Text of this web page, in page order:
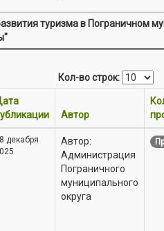
туризма в Пограничном
Кол-во строк:
Автор
декабря
Автор:
Администрация
Пограничного
муниципального
округа